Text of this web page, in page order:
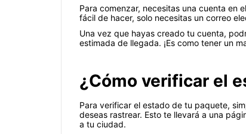
Para comenzar, necesitas una cuenta en
fácil de hacer, solo necesitas un correo
Una vez que hayas creado tu cuenta,
estimada de llegada. ¡Es como tener un
¿Cómo verificar el
Para verificar el estado de tu paquete,
deseas rastrear. Esto te llevará a una
a tu ciudad.